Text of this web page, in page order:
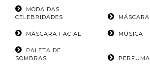
MODA DAS
CELEBRIDADES
MÁSCARA FACIAL MÚSICA
PALETA DE
SOMBRAS